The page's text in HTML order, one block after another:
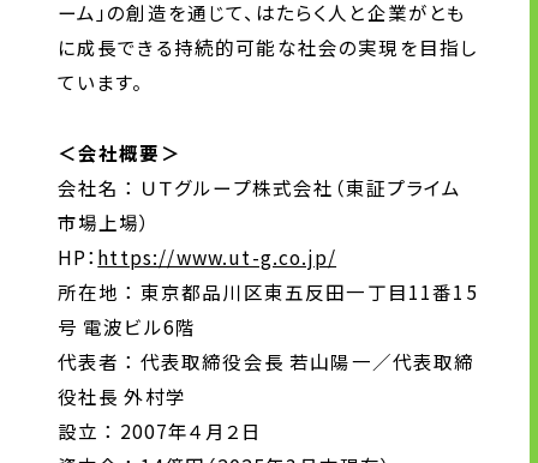
ーム」の創造を通じて、はたらく人と企業がとも
に成長できる持続的可能な社会の実現を目指し
ています。
＜会社概要＞
会社名 ： ＵＴグループ株式会社（東証プライム
市場上場）
HP： https://www.ut-g.co.jp/
所在地 ： 東京都品川区東五反田一丁目11番15
号 電波ビル6階
代表者 ： 代表取締役会長 若山陽一／代表取締
役社長 外村学
設立 ： 2007年４月２日